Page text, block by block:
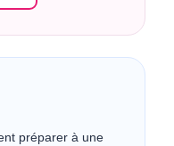
préparer à une